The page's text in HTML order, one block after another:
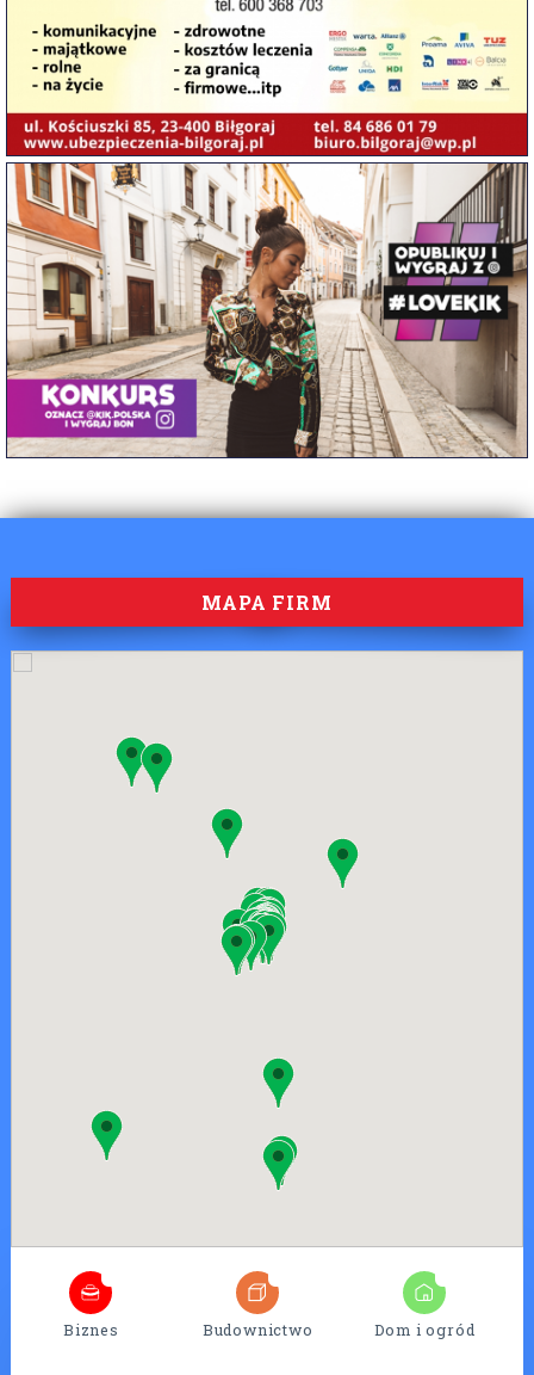
MAPA FIRM
Biznes Budownictwo Dom i ogród